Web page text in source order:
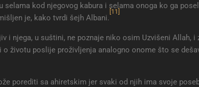
selama kod njegovog kabura i selama onoga ko ga
je, kako tvrdi šejh Albani.
[11]
i njega, u suštini, ne poznaje niko osim Uzvišeni Allah,
životu poslije proživljenja analogno onome što se
porediti sa ahiretskim jer svaki od njih ima svoje